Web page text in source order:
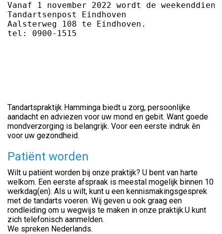
Vanaf 1 november 2022 wordt de
Tandartsenpost Eindhoven
Aalsterweg 108 te Eindhoven.
tel: 0900-1515
Tandartspraktijk Hamminga biedt u zorg, persoonlijke
aandacht en adviezen voor uw mond en gebit. Want goede
mondverzorging is belangrijk. Voor een eerste indruk èn
voor uw gezondheid.
Patiënt worden
Wilt u patiënt worden bij onze praktijk? U bent van harte
welkom. Een eerste afspraak is meestal mogelijk binnen 10
werkdag(en). Als u wilt, kunt u een kennismakingsgesprek
met de tandarts voeren. Wij geven u ook graag een
rondleiding om u wegwijs te maken in onze praktijk.U kunt
zich telefonisch aanmelden.
We spreken Nederlands.